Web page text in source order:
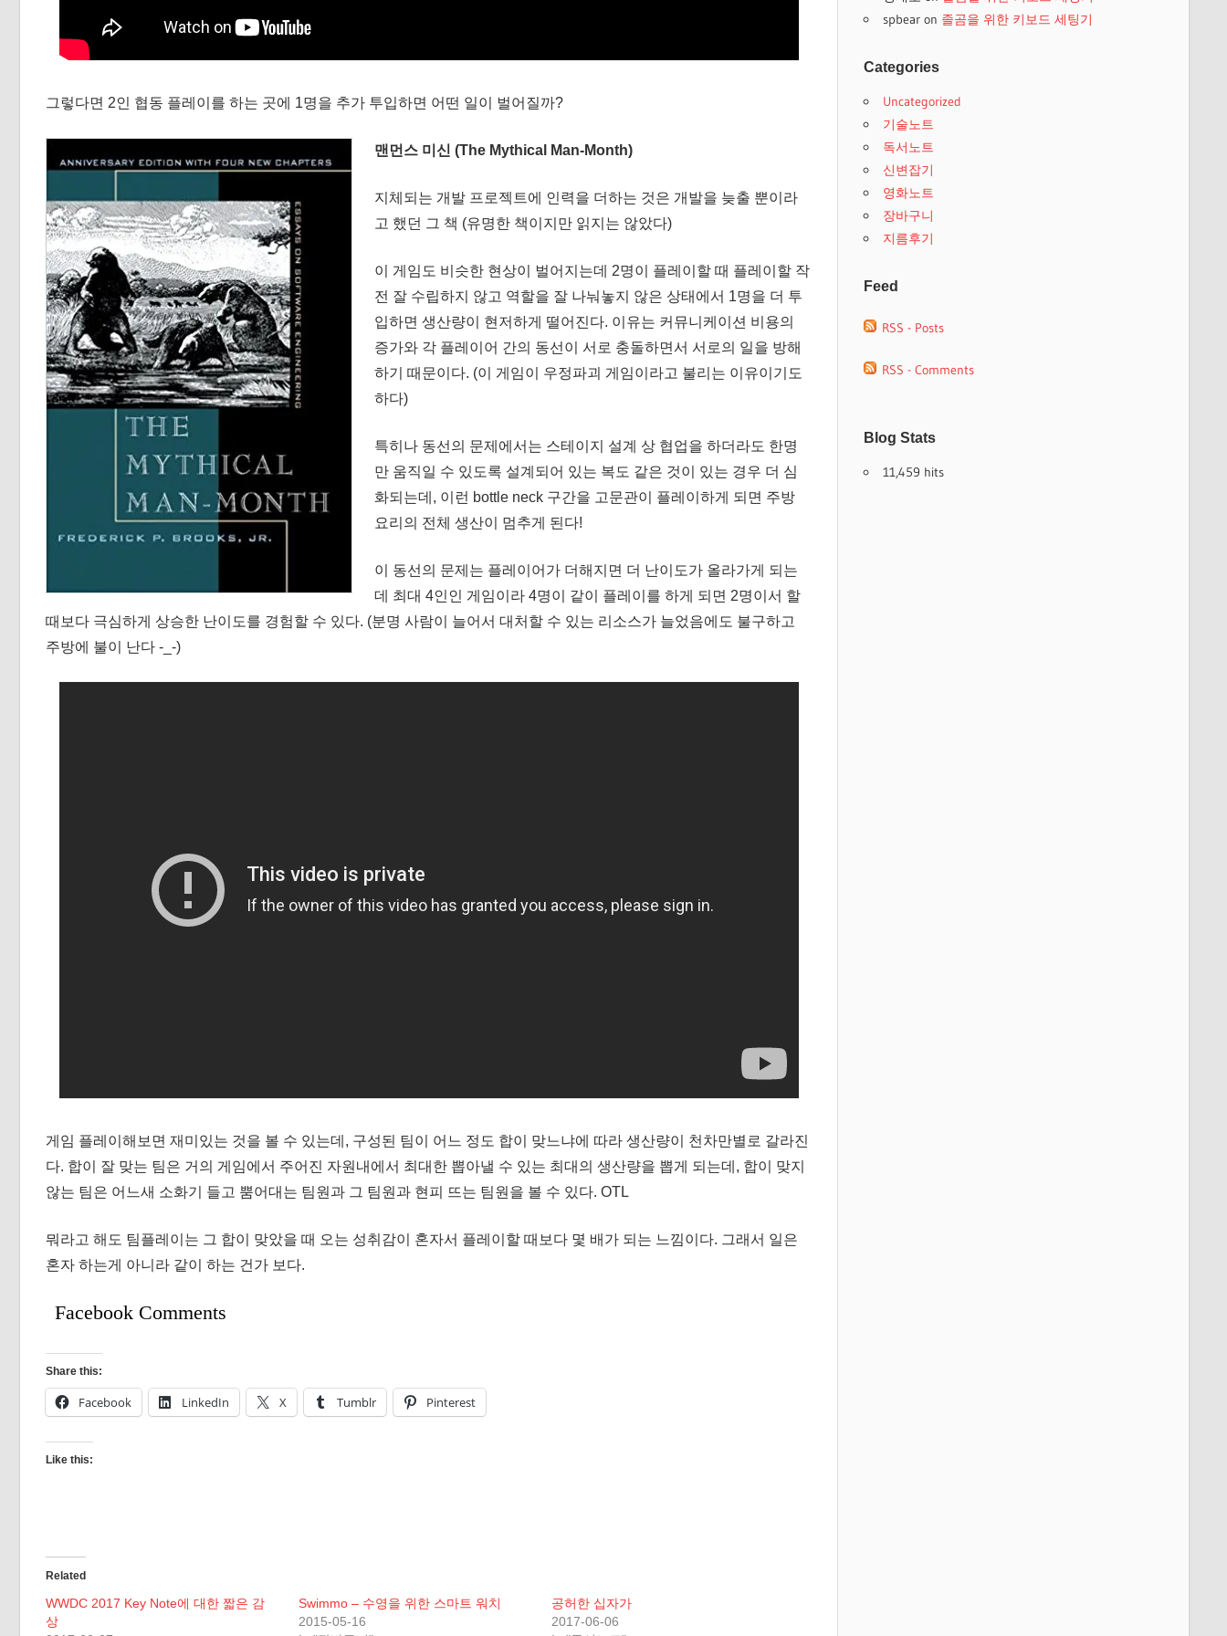
그렇다면 2인 협동 플레이를 하는 곳에 1명을 추가 투입하면 어떤 일이 벌어질까?
맨먼스 미신 (The Mythical Man-Month)
지체되는 개발 프로젝트에 인력을 더하는 것은 개발을 늦출 뿐이라
고 했던 그 책 (유명한 책이지만 읽지는 않았다)
이 게임도 비슷한 현상이 벌어지는데 2명이 플레이할 때 플레이할 작
전 잘 수립하지 않고 역할을 잘 나눠놓지 않은 상태에서 1명을 더 투
입하면 생산량이 현저하게 떨어진다. 이유는 커뮤니케이션 비용의
증가와 각 플레이어 간의 동선이 서로 충돌하면서 서로의 일을 방해
하기 때문이다. (이 게임이 우정파괴 게임이라고 불리는 이유이기도
하다)
특히나 동선의 문제에서는 스테이지 설계 상 협업을 하더라도 한명
만 움직일 수 있도록 설계되어 있는 복도 같은 것이 있는 경우 더 심
화되는데, 이런 bottle neck 구간을 고문관이 플레이하게 되면 주방
요리의 전체 생산이 멈추게 된다!
이 동선의 문제는 플레이어가 더해지면 더 난이도가 올라가게 되는
데 최대 4인인 게임이라 4명이 같이 플레이를 하게 되면 2명이서 할
때보다 극심하게 상승한 난이도를 경험할 수 있다. (분명 사람이 늘어서 대처할 수 있는 리소스가 늘었음에도 불구하고
주방에 불이 난다 -_-)
게임 플레이해보면 재미있는 것을 볼 수 있는데, 구성된 팀이 어느 정도 합이 맞느냐에 따라 생산량이 천차만별로 갈라진
다. 합이 잘 맞는 팀은 거의 게임에서 주어진 자원내에서 최대한 뽑아낼 수 있는 최대의 생산량을 뽑게 되는데, 합이 맞지
않는 팀은 어느새 소화기 들고 뿜어대는 팀원과 그 팀원과 현피 뜨는 팀원을 볼 수 있다. OTL
뭐라고 해도 팀플레이는 그 합이 맞았을 때 오는 성취감이 혼자서 플레이할 때보다 몇 배가 되는 느낌이다. 그래서 일은
혼자 하는게 아니라 같이 하는 건가 보다.
Facebook Comments
Share this:
Facebook LinkedIn X Tumblr Pinterest
Like this:
Related
WWDC 2017 Key Note에 대한 짧은 감
상
Swimmo – 수영을 위한 스마트 워치
2015-05-16
공허한 십자가
2017-06-06
spbearon 졸곰을 위한 키보드 세팅기
Categories
Uncategorized
기술노트
독서노트
신변잡기
영화노트
장바구니
지름후기
Feed
RSS - Posts
RSS - Comments
Blog Stats
11,459 hits